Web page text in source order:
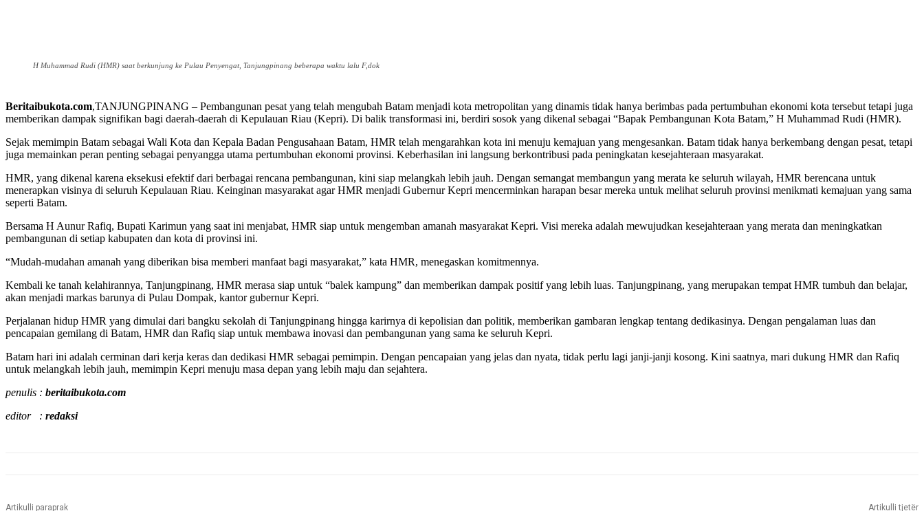
H Muhammad Rudi (HMR) saat berkunjung ke Pulau Penyengat, Tanjungpinang beberapa waktu lalu F,dok
Beritaibukota.com,TANJUNGPINANG – Pembangunan pesat yang telah mengubah Batam menjadi kota metropolitan yang dinamis tidak hanya berimbas pada pertumbuhan ekonomi kota tersebut tetapi juga
memberikan dampak signifikan bagi daerah-daerah di Kepulauan Riau (Kepri). Di balik transformasi ini, berdiri sosok yang dikenal sebagai “Bapak Pembangunan Kota Batam,” H Muhammad Rudi (HMR).
Sejak memimpin Batam sebagai Wali Kota dan Kepala Badan Pengusahaan Batam, HMR telah mengarahkan kota ini menuju kemajuan yang mengesankan. Batam tidak hanya berkembang dengan pesat, tetapi
juga memainkan peran penting sebagai penyangga utama pertumbuhan ekonomi provinsi. Keberhasilan ini langsung berkontribusi pada peningkatan kesejahteraan masyarakat.
HMR, yang dikenal karena eksekusi efektif dari berbagai rencana pembangunan, kini siap melangkah lebih jauh. Dengan semangat membangun yang merata ke seluruh wilayah, HMR berencana untuk
menerapkan visinya di seluruh Kepulauan Riau. Keinginan masyarakat agar HMR menjadi Gubernur Kepri mencerminkan harapan besar mereka untuk melihat seluruh provinsi menikmati kemajuan yang sama
seperti Batam.
Bersama H Aunur Rafiq, Bupati Karimun yang saat ini menjabat, HMR siap untuk mengemban amanah masyarakat Kepri. Visi mereka adalah mewujudkan kesejahteraan yang merata dan meningkatkan
pembangunan di setiap kabupaten dan kota di provinsi ini.
“Mudah-mudahan amanah yang diberikan bisa memberi manfaat bagi masyarakat,” kata HMR, menegaskan komitmennya.
Kembali ke tanah kelahirannya, Tanjungpinang, HMR merasa siap untuk “balek kampung” dan memberikan dampak positif yang lebih luas. Tanjungpinang, yang merupakan tempat HMR tumbuh dan belajar,
akan menjadi markas barunya di Pulau Dompak, kantor gubernur Kepri.
Perjalanan hidup HMR yang dimulai dari bangku sekolah di Tanjungpinang hingga karirnya di kepolisian dan politik, memberikan gambaran lengkap tentang dedikasinya. Dengan pengalaman luas dan
pencapaian gemilang di Batam, HMR dan Rafiq siap untuk membawa inovasi dan pembangunan yang sama ke seluruh Kepri.
Batam hari ini adalah cerminan dari kerja keras dan dedikasi HMR sebagai pemimpin. Dengan pencapaian yang jelas dan nyata, tidak perlu lagi janji-janji kosong. Kini saatnya, mari dukung HMR dan Rafiq
untuk melangkah lebih jauh, memimpin Kepri menuju masa depan yang lebih maju dan sejahtera.
penulis : beritaibukota.com
editor : redaksi
Artikulli paraprak Artikulli tjetër